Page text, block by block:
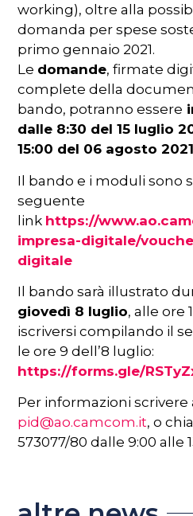
working), oltre alla
domanda per spese
primo gennaio 2021.
Le domande, firmate
complete della
bando, potranno essere
dalle 8:30 del 15 luglio
15:00 del 06 agosto 2021
Il bando e i moduli sono
seguente
link https://
impresa-digitale/
digitale
Il bando sarà illustrato
giovedì 8 luglio, alle ore
iscriversi compilando il
le ore 9 dell’8 luglio:
https://forms.gle/
Per informazioni scrivere
pid@ao.camcom.it, o
573077/80 dalle 9:00 alle